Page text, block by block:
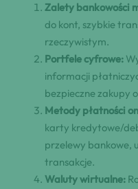
Zalety bankowości
do kont, szybkie
rzeczywistym.
Portfele cyfrowe:
informacji
bezpieczne zakupy
Metody płatności
karty kredytowe/
przelewy bankowe,
transakcje.
Waluty wirtualne: